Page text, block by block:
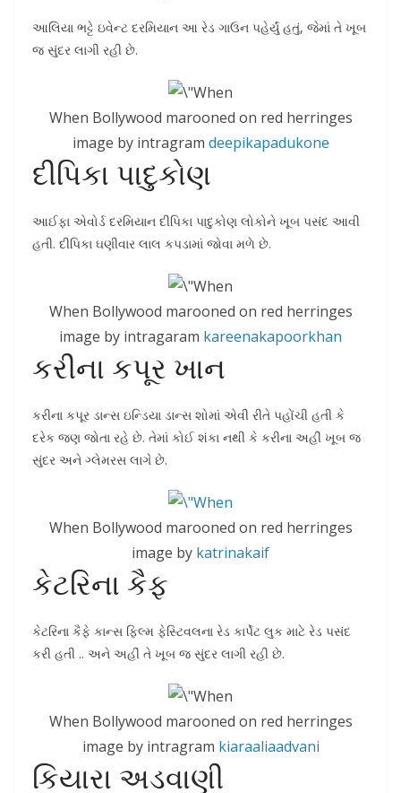
આલિયા ભટ્ટે ઇવેન્ટ દરમિયાન આ રેડ ગાઉન પહેર્યું હતું, જેમાં તે ખૂબ
જ સુંદર લાગી રહી છે.
When Bollywood marooned on red herringes
image by intragram deepikapadukone
દીપિકા પાદુકોણ
આઈફા એવોર્ડ દરમિયાન દીપિકા પાદુકોણ લોકોને ખૂબ પસંદ આવી
હતી. દીપિકા ઘણીવાર લાલ કપડામાં જોવા મળે છે.
When Bollywood marooned on red herringes
image by intragaram kareenakapoorkhan
કરીના કપૂર ખાન
કરીના કપૂર ડાન્સ ઇન્ડિયા ડાન્સ શોમાં એવી રીતે પહોંચી હતી કે
દરેક જણ જોતા રહે છે. તેમાં કોઈ શંકા નથી કે કરીના અહીં ખૂબ જ
સુંદર અને ગ્લેમરસ લાગે છે.
When Bollywood marooned on red herringes
image by katrinakaif
કેટરિના કૈફ
કેટરિના કૈફે કાન્સ ફિલ્મ ફેસ્ટિવલના રેડ કાર્પેટ લુક માટે રેડ પસંદ
કરી હતી .. અને અહીં તે ખૂબ જ સુંદર લાગી રહી છે.
When Bollywood marooned on red herringes
image by intragram kiaraaliaadvani
કિયારા અડવાણી